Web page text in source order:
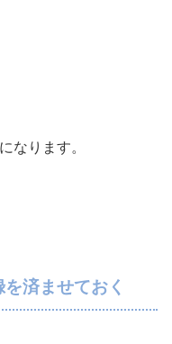
なります。
済ませておく